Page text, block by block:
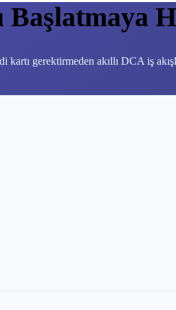
gerektirmeden akıllı DCA iş